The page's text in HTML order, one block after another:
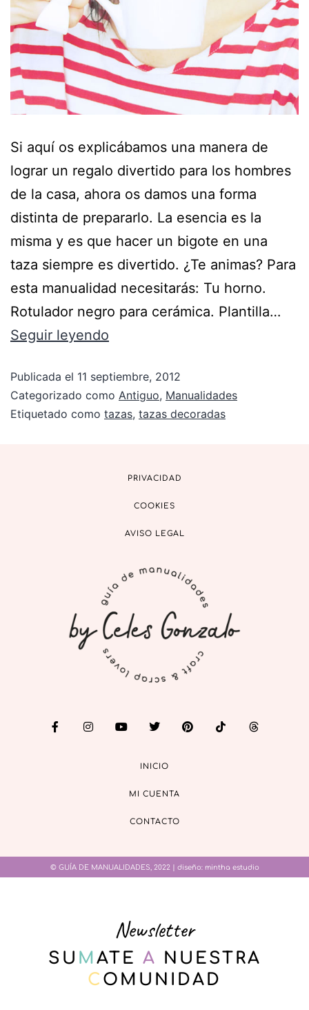
Si aquí os explicábamos una manera de
lograr un regalo divertido para los hombres
de la casa, ahora os damos una forma
distinta de prepararlo. La esencia es la
misma y es que hacer un bigote en una
taza siempre es divertido. ¿Te animas? Para
esta manualidad necesitarás: Tu horno.
Rotulador negro para cerámica. Plantilla…
Seguir leyendo
Publicada el 11 septiembre, 2012
Categorizado como Antiguo, Manualidades
Etiquetado como tazas, tazas decoradas
PRIVACIDAD
COOKIES
AVISO LEGAL
INICIO
MI CUENTA
CONTACTO
© GUÍA DE MANUALIDADES, 2022 | diseño: mintha estudio
Newsletter
SU M ATE A NUESTRA
C OMUNIDAD